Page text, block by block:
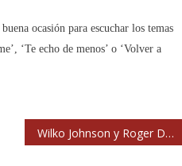
ocasión para escuchar los temas
‘Te echo de menos’ o ‘Volver a
Wilko Johnson y Roger Daltrey publicarán en marzo su álbum conjunto